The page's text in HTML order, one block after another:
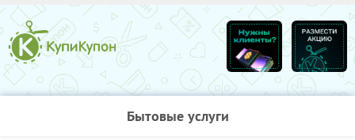
Бытовые услуги